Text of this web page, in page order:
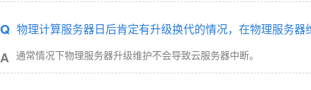
Q 物理计算服务器日后肯定有升级换代的情况，在物理服务
A 通常情况下物理服务器升级维护不会导致云服务器中断。